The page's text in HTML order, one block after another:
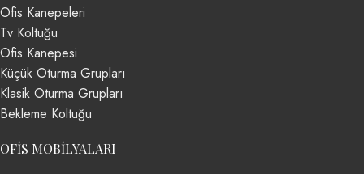
Ofis Kanepeleri
Tv Koltuğu
Ofis Kanepesi
Küçük Oturma Grupları
Klasik Oturma Grupları
Bekleme Koltuğu
OFIS MOBILYALARI